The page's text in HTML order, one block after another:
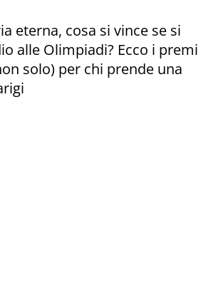
eterna, cosa si vince se si
alle Olimpiadi? Ecco i premi
solo) per chi prende una